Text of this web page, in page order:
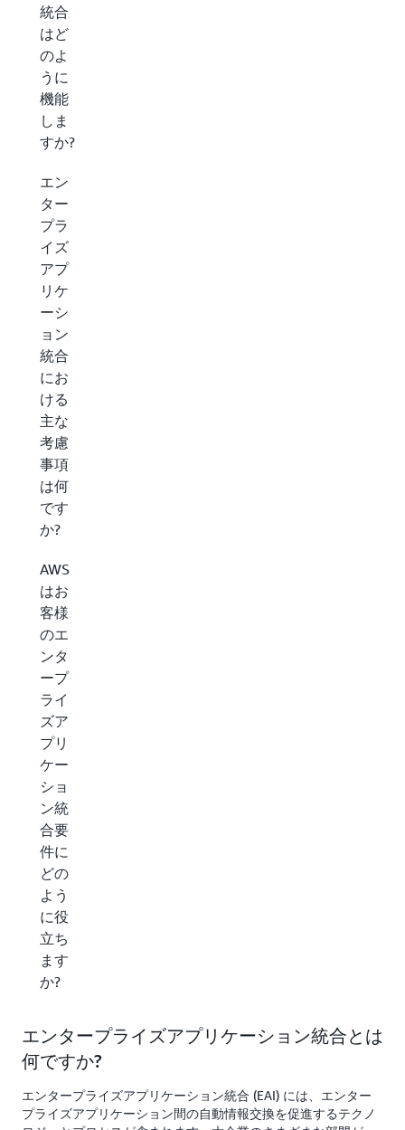
統合
はど
のよ
うに
機能
しま
すか?
エン
ター
プラ
イズ
アプ
リケ
ーシ
ョン
統合
にお
ける
主な
考慮
事項
は何
です
か?
AWS
はお
客様
のエ
ンタ
ープ
ライ
ズア
プリ
ケー
ショ
ン統
合要
件に
どの
よう
に役
立ち
ます
か?
エンタープライズアプリケーション統合とは
何ですか?
エンタープライズアプリケーション統合 (EAI) には、エンター
プライズアプリケーション間の自動情報交換を促進するテクノ